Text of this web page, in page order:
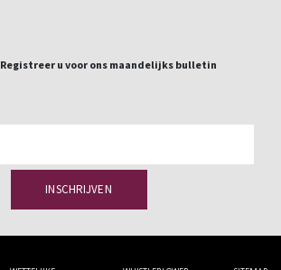
Registreer u voor ons maandelijks bulletin